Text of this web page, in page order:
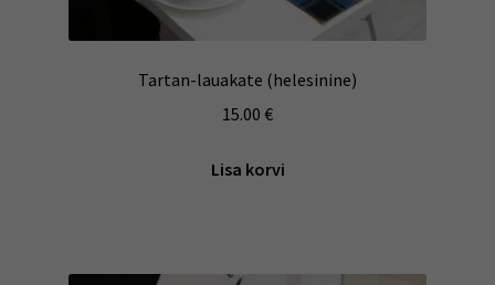
Tartan-lauakate (helesinine)
15.00 €
Lisa korvi